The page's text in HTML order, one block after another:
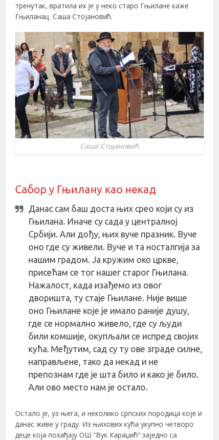
тренутак, вратила их је у неко старо Гњилане каже
Гњиланац Саша Стојановић.
Саша Стојановић
Сабор у Гњилану као некад
Данас сам баш доста њих срео који су из
Гњилана. Иначе су сада у централној
Србији. Али дођу, њих вуче празник. Вуче
оно где су живели. Вуче и та носталгија за
нашим градом. Ја кружим око цркве,
присећам се тог нашег старог Гњилана.
Нажалост, када изађемо из овог
дворишта, ту стаје Гњилане. Није више
оно Гњилане које је имало раније душу,
где се нормално живело, где су људи
били комшије, окупљали се испред својих
кућа. Међутим, сад су ту ове зграде силне,
направљене, тако да некад и не
препознам где је шта било и како је било.
Али ово место нам је остало.
Остало је, уз њега, и неколико српских породица које и
данас живе у граду. Из њихових кућа укупно четворо
деце која похађају ОШ “Вук Караџић” заједно са